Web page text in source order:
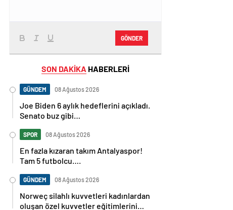
GÖNDER
SON DAKİKA HABERLERİ
GÜNDEM 08 Ağustos 2026
Joe Biden 6 aylık hedeflerini açıkladı.
Senato buz gibi…
SPOR 08 Ağustos 2026
En fazla kızaran takım Antalyaspor!
Tam 5 futbolcu….
GÜNDEM 08 Ağustos 2026
Norweç silahlı kuvvetleri kadınlardan
oluşan özel kuvvetler eğitimlerini